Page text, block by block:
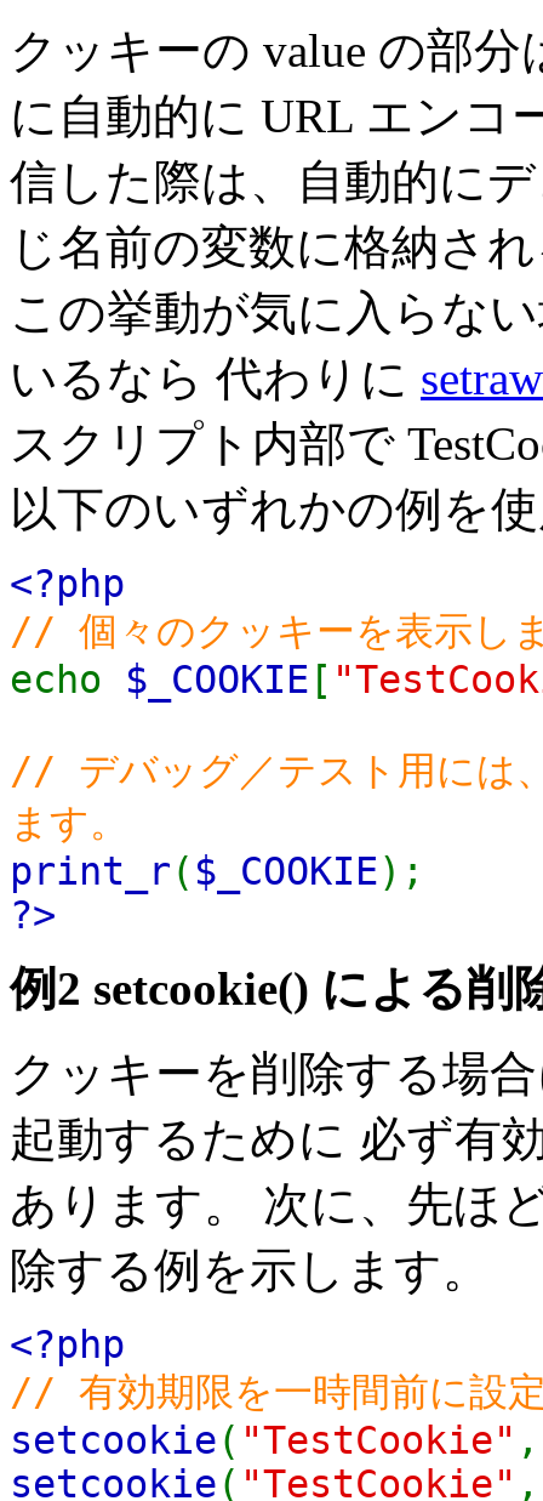
クッキーの value の部
に自動的に URL エンコ
信した際は、自動的に
じ名前の変数に格納さ
この挙動が気に入らな
いるなら 代わりに
スクリプト内部で
以下のいずれかの例を
<?php
// 個々のクッキーを表示し
echo $_COOKIE [
// デバッグ／テスト用には
ます。
print_r( $_COOKIE);
?>
例2 setcookie() による削
クッキーを削除する場
起動するために 必ず有
あります。 次に、先ほ
除する例を示します。
<?php
// 有効期限を一時間前に設
setcookie( "TestCookie"
setcookie( "TestCookie"